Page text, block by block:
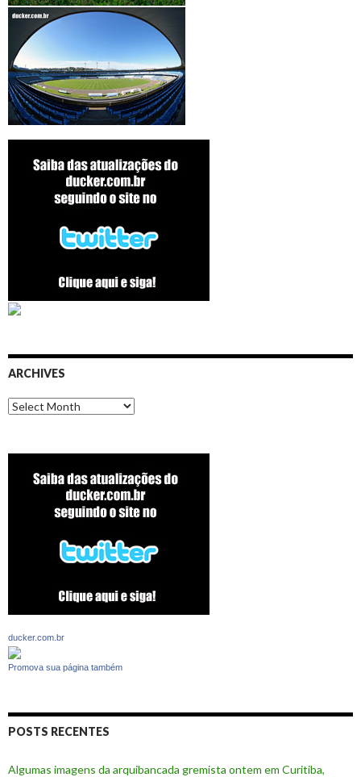
ARCHIVES
Archives
ducker.com.br
Promova sua página também
POSTS RECENTES
Algumas imagens da arquibancada gremista ontem em Curitiba,